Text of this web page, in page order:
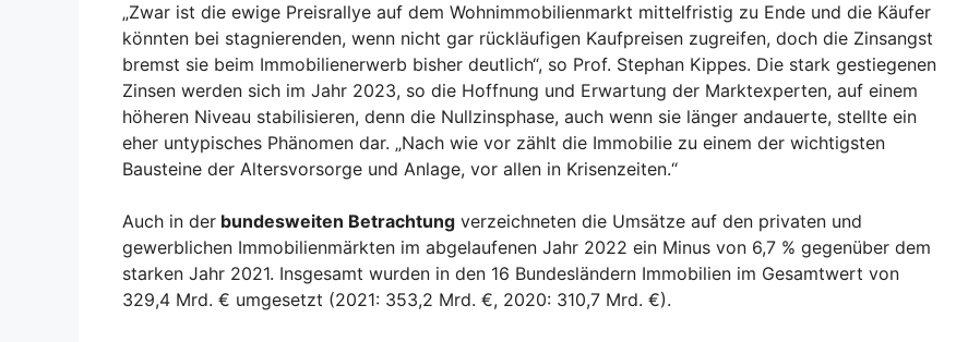
„Zwar ist die ewige Preisrallye auf dem Wohnimmobilienmarkt mittelfristig zu Ende und die Käufer
könnten bei stagnierenden, wenn nicht gar rückläufigen Kaufpreisen zugreifen, doch die Zinsangst
bremst sie beim Immobilienerwerb bisher deutlich“, so Prof. Stephan Kippes. Die stark gestiegenen
Zinsen werden sich im Jahr 2023, so die Hoffnung und Erwartung der Marktexperten, auf einem
höheren Niveau stabilisieren, denn die Nullzinsphase, auch wenn sie länger andauerte, stellte ein
eher untypisches Phänomen dar. „Nach wie vor zählt die Immobilie zu einem der wichtigsten
Bausteine der Altersvorsorge und Anlage, vor allen in Krisenzeiten.“
Auch in der bundesweiten Betrachtung verzeichneten die Umsätze auf den privaten und
gewerblichen Immobilienmärkten im abgelaufenen Jahr 2022 ein Minus von 6,7 % gegenüber dem
starken Jahr 2021. Insgesamt wurden in den 16 Bundesländern Immobilien im Gesamtwert von
329,4 Mrd. € umgesetzt (2021: 353,2 Mrd. €, 2020: 310,7 Mrd. €).